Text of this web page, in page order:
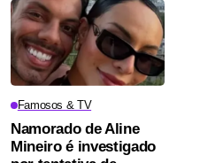
Famosos & TV
Namorado de Aline
Mineiro é investigado